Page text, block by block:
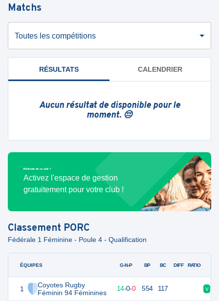
Matchs
Toutes les compétitions
RÉSULTATS CALENDRIER
Aucun résultat de disponible pour le
moment. 😔
Bénévole de ce club ?
Activez l'espace de gestion
gratuitement pour votre club !
Classement PORC
Fédérale 1 Féminine - Poule 4 - Qualification
ÉQUIPES
1
Coyotes Rugby
Féminin 94 Féminines
G-N-P BP BC DIFF RATIO
66 14-0-0 554 117 V